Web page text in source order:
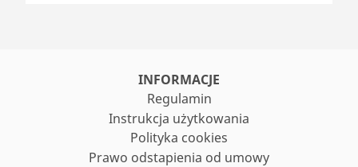
INFORMACJE
Regulamin
Instrukcja użytkowania
Polityka cookies
Prawo odstapienia od umowy